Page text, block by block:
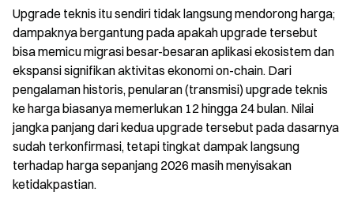
Upgrade teknis itu sendiri tidak langsung mendorong harga;
dampaknya bergantung pada apakah upgrade tersebut
bisa memicu migrasi besar-besaran aplikasi ekosistem dan
ekspansi signifikan aktivitas ekonomi on-chain. Dari
pengalaman historis, penularan (transmisi) upgrade teknis
ke harga biasanya memerlukan 12 hingga 24 bulan. Nilai
jangka panjang dari kedua upgrade tersebut pada dasarnya
sudah terkonfirmasi, tetapi tingkat dampak langsung
terhadap harga sepanjang 2026 masih menyisakan
ketidakpastian.